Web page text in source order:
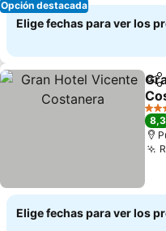
Opción destacada
Elige fechas para ver los
4
8,3
Elige fechas para ver los